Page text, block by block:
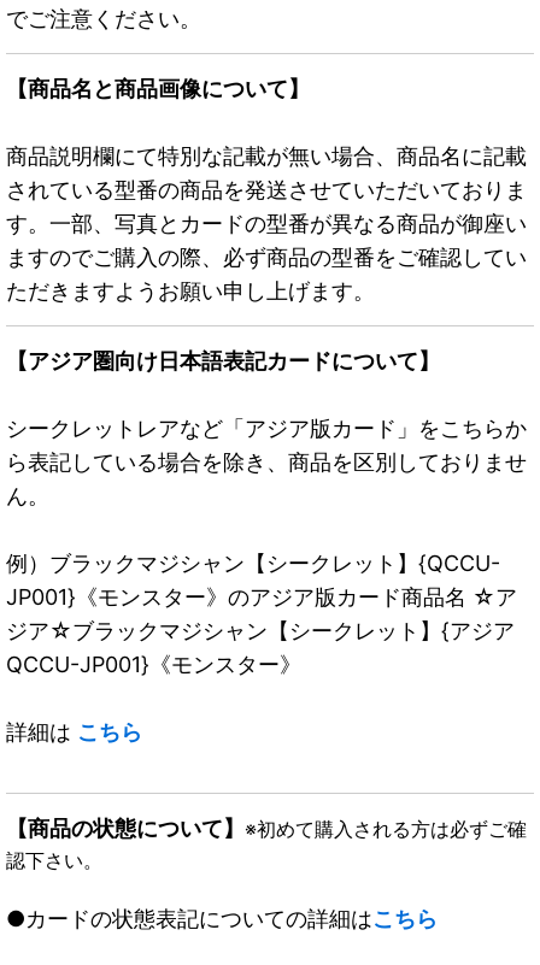
でご注意ください。
【商品名と商品画像について】
商品説明欄にて特別な記載が無い場合、商品名に記載
されている型番の商品を発送させていただいておりま
す。一部、写真とカードの型番が異なる商品が御座い
ますのでご購入の際、必ず商品の型番をご確認してい
ただきますようお願い申し上げます。
【アジア圏向け日本語表記カードについて】
シークレットレアなど「アジア版カード」をこちらか
ら表記している場合を除き、商品を区別しておりませ
ん。
例）ブラックマジシャン【シークレット】{QCCU-
JP001}《モンスター》のアジア版カード商品名 ☆ア
ジア☆ブラックマジシャン【シークレット】{アジア
QCCU-JP001}《モンスター》
詳細は こちら
【商品の状態について】 ※初めて購入される方は必ずご確
認下さい。
●カードの状態表記についての詳細はこちら